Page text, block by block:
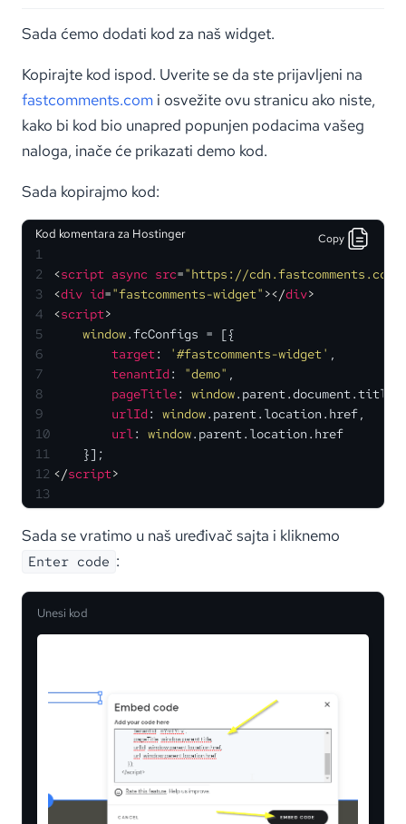
Sada ćemo dodati kod za naš widget.
Kopirajte kod ispod. Uverite se da ste prijavljeni na
fastcomments.com i osvežite ovu stranicu ako niste,
kako bi kod bio unapred popunjen podacima vašeg
naloga, inače će prikazati demo kod.
Sada kopirajmo kod:
Kod komentara za Hostinger Copy
1
2
<script async src="https://
3
<div id="fastcomments-widget" ></div>
4
<script>
5
window.fcConfigs = [{
6
target: '#fastcomments-widget'
7
tenantId: "demo"
8
pageTitle: window. parent .document .title
9
urlId: window. parent . location . href
10
url : window. parent . location . href
11
    }];
12 </script>
13
Sada se vratimo u naš uređivač sajta i kliknemo
Enter code :
Unesi kod